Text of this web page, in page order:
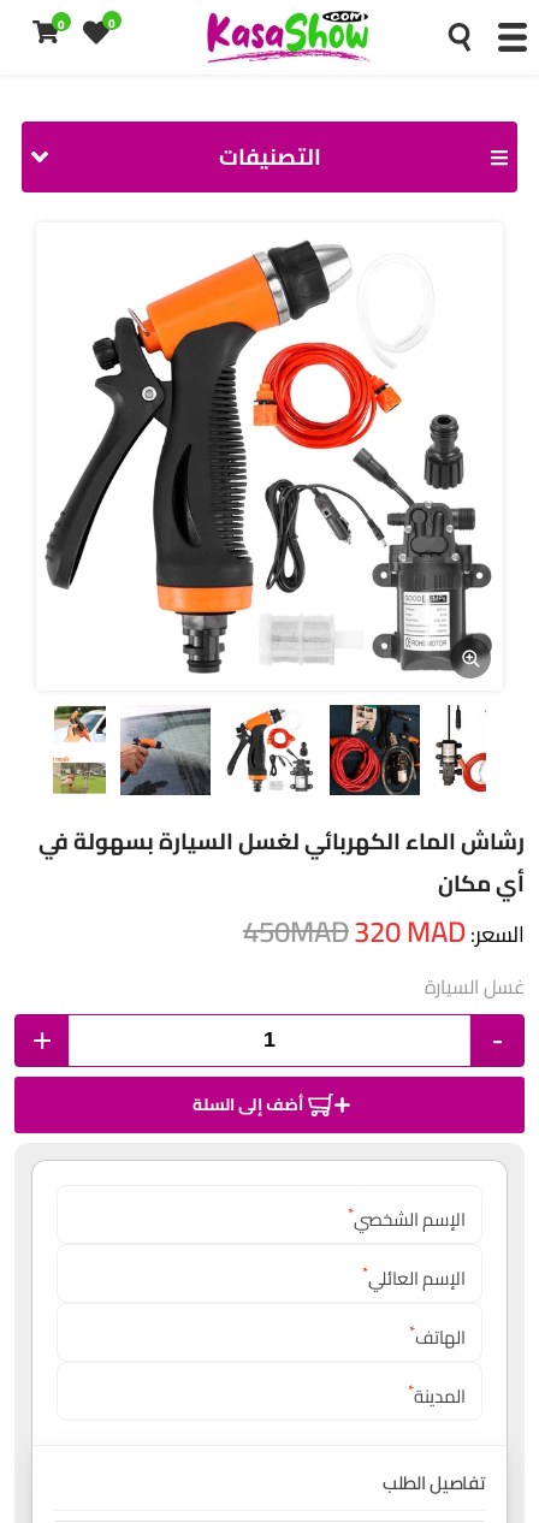
0
0
التصنيفات
رشاش الماء الكهربائي لغسل السيارة بسهولة في
أي مكان
السعر: 320MAD
450MAD
غسل السيارة
-
+
أضف إلى السلة
الإسم الشخصي*
الإسم العائلي*
الهاتف*
المدينة*
تفاصيل الطلب